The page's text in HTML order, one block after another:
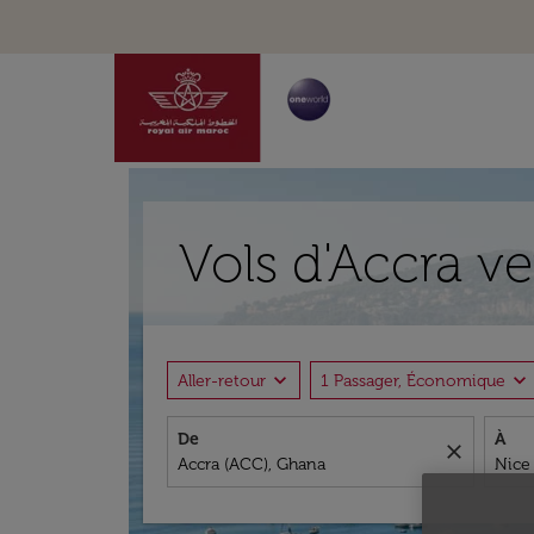
Vols d'Accra
Aller-retour expand_more 1 Passager, Économique expand_more
De
close
À